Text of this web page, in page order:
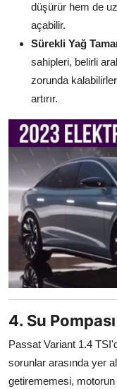
düşürür hem de
açabilir.
Sürekli Yağ
sahipleri, belirli
zorunda
artırır.
4. Su
Passat Variant 1.4
sorunlar arasında yer
getirememesi,